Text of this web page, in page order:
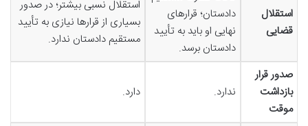
استقلال
قضایی
دادستان؛ قرارهای
نهایی او باید به تأیید
دادستان برسد.
استقلال نسبی بیشتر؛ در صدور
بسیاری از قرارها نیازی به تأیید
مستقیم دادستان ندارد.
صدور قرار
بازداشت
موقت
ندارد. دارد.